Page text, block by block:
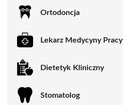
Ortodoncja
Lekarz Medycyny Pracy
Dietetyk Kliniczny
Stomatolog